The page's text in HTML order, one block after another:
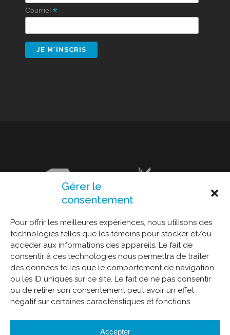
Gérer le
consentement
Pour offrir les meilleures expériences, nous utilisons des
technologies telles que les témoins pour stocker et/ou
accéder aux informations des appareils. Le fait de
consentir à ces technologies nous permettra de traiter
des données telles que le comportement de navigation
ou les ID uniques sur ce site. Le fait de ne pas consentir
ou de retirer son consentement peut avoir un effet
négatif sur certaines caractéristiques et fonctions.
Accepter
Courriel *